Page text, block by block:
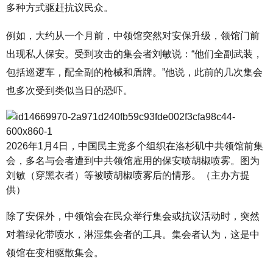
多种方式驱赶抗议民众。
例如，大约从一个月前，中领馆突然对安保升级，领馆门前
出现私人保安。受到攻击的集会者刘敏说：“他们全副武装，
包括巡逻车，配全副的枪械和盾牌。”他说，此前的几次集会
也多次受到类似当日的恐吓。
2026年1月4日，中国民主党多个组织在洛杉矶中共领馆前集
会，多名与会者遭到中共领馆雇用的保安喷胡椒喷雾。图为
刘敏（穿黑衣者）等被喷胡椒喷雾后的情形。（主办方提
供）
除了安保外，中领馆会在民众举行集会或抗议活动时，突然
对着绿化带喷水，淋湿集会者的工具。集会者认为，这是中
领馆在变相驱散集会。